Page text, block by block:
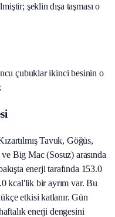
şeklin dışa taşması o
çubuklar ikinci besinin o
Tavuk, Göğüs,
Big Mac (Sosuz) arasında
enerji tarafında 153.0
kcal'lik bir ayrım var. Bu
etkisi katlanır. Gün
enerji dengesini